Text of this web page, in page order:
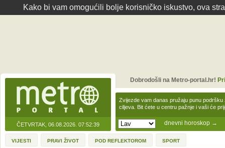
Kako bi vam omogućili bolje korisničko iskustvo, ova
ČETVRTAK, 06.08.2026. 07:52:39 dnevni horoskop →
Zvijezde vam danas pružaju punu
ciljeva. Bit ćete u centru pažnje i vaši će
Dobrodošli na Metro-portal.hr!
VIJESTI PRAVI ŽIVOT POD REFLEKTOROM SPORT